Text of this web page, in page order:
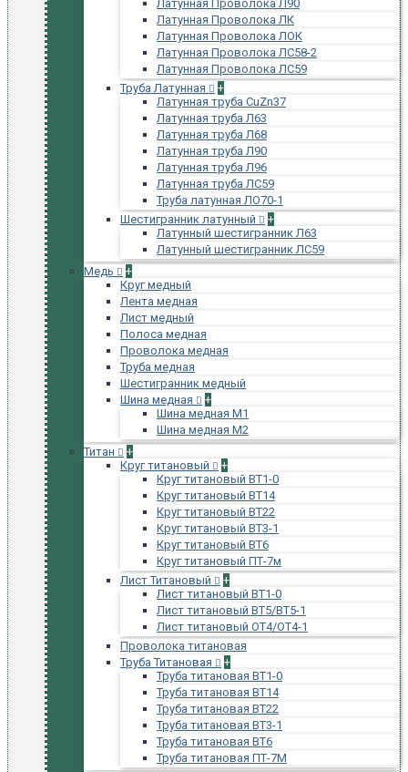
Латунная Проволока Л90
Латунная Проволока ЛК
Латунная Проволока ЛОК
Латунная Проволока ЛС58-2
Латунная Проволока ЛС59
Труба Латунная
+
Латунная труба CuZn37
Латунная труба Л63
Латунная труба Л68
Латунная труба Л90
Латунная труба Л96
Латунная труба ЛС59
Труба латунная ЛО70-1
Шестигранник латунный
+
Латунный шестигранник Л63
Латунный шестигранник ЛС59
Медь
+
Круг медный
Лента медная
Лист медный
Полоса медная
Проволока медная
Труба медная
Шестигранник медный
Шина медная
+
Шина медная М1
Шина медная М2
Титан
+
Круг титановый
+
Круг титановый ВТ1-0
Круг титановый ВТ14
Круг титановый ВТ22
Круг титановый ВТ3-1
Круг титановый ВТ6
Круг титановый ПТ-7м
Лист Титановый
+
Лист титановый ВТ1-0
Лист титановый ВТ5/ВТ5-1
Лист титановый ОТ4/ОТ4-1
Проволока титановая
Труба Титановая
+
Труба титановая ВТ1-0
Труба титановая ВТ14
Труба титановая ВТ22
Труба титановая ВТ3-1
Труба титановая ВТ6
Труба титановая ПТ-7М